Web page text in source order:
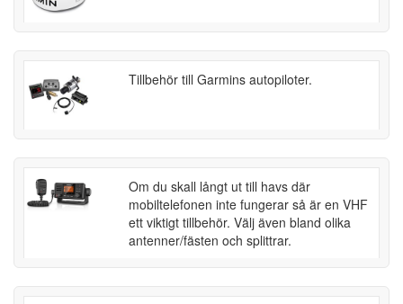
Tillbehör till Garmins autopiloter.
Om du skall långt ut till havs där
mobiltelefonen inte fungerar så är en VHF
ett viktigt tillbehör. Välj även bland olika
antenner/fästen och splittrar.